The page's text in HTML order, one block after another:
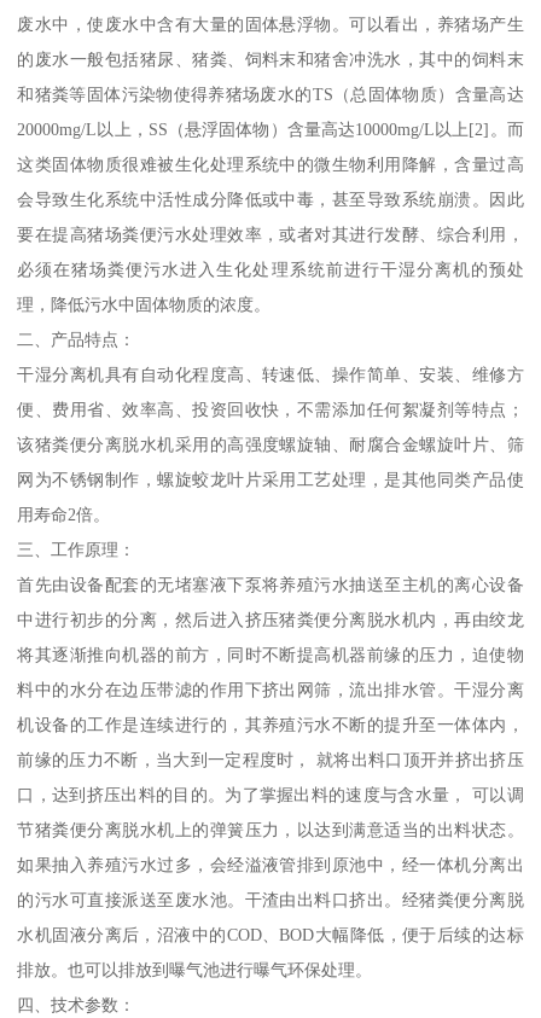
废水中，使废水中含有大量的固体悬浮物。可以看出，养猪场产生
的废水一般包括猪尿、猪粪、饲料末和猪舍冲洗水，其中的饲料末
和猪粪等固体污染物使得养猪场废水的TS（总固体物质）含量高达
20000mg/L以上，SS（悬浮固体物）含量高达10000mg/L以上[2]。而
这类固体物质很难被生化处理系统中的微生物利用降解，含量过高
会导致生化系统中活性成分降低或中毒，甚至导致系统崩溃。因此
要在提高猪场粪便污水处理效率，或者对其进行发酵、综合利用，
必须在猪场粪便污水进入生化处理系统前进行干湿分离机的预处
理，降低污水中固体物质的浓度。
二、产品特点：
干湿分离机具有自动化程度高、转速低、操作简单、安装、维修方
便、费用省、效率高、投资回收快，不需添加任何絮凝剂等特点；
该猪粪便分离脱水机采用的高强度螺旋轴、耐腐合金螺旋叶片、筛
网为不锈钢制作，螺旋蛟龙叶片采用工艺处理，是其他同类产品使
用寿命2倍。
三、工作原理：
首先由设备配套的无堵塞液下泵将养殖污水抽送至主机的离心设备
中进行初步的分离，然后进入挤压猪粪便分离脱水机内，再由绞龙
将其逐渐推向机器的前方，同时不断提高机器前缘的压力，迫使物
料中的水分在边压带滤的作用下挤出网筛，流出排水管。干湿分离
机设备的工作是连续进行的，其养殖污水不断的提升至一体体内，
前缘的压力不断，当大到一定程度时， 就将出料口顶开并挤出挤压
口，达到挤压出料的目的。为了掌握出料的速度与含水量， 可以调
节猪粪便分离脱水机上的弹簧压力，以达到满意适当的出料状态。
如果抽入养殖污水过多，会经溢液管排到原池中，经一体机分离出
的污水可直接派送至废水池。干渣由出料口挤出。经猪粪便分离脱
水机固液分离后，沼液中的COD、BOD大幅降低，便于后续的达标
排放。也可以排放到曝气池进行曝气环保处理。
四、技术参数：